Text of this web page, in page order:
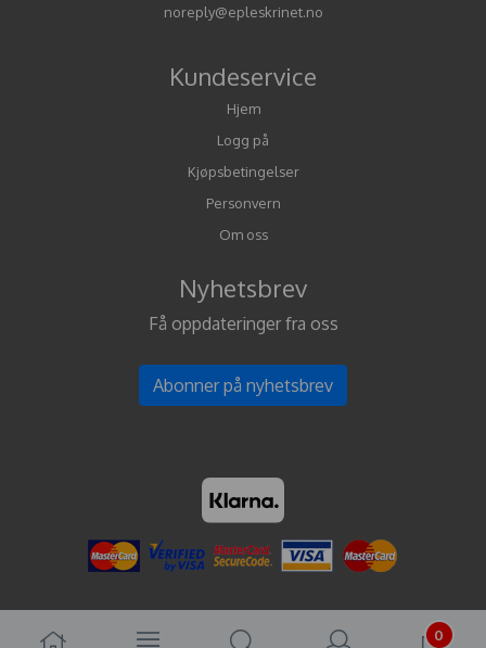
0
noreply@epleskrinet.no
Kundeservice
Hjem
Logg på
Kjøpsbetingelser
Personvern
Om oss
Nyhetsbrev
Få oppdateringer fra oss
Abonner på nyhetsbrev